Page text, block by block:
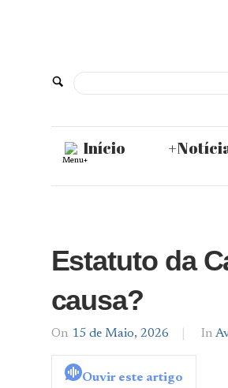
De
Norte
a
Sul
Início
Menu+
Estatuto da
causa?
On 15 de Maio, 2026
By
In
Ouvir este artigo